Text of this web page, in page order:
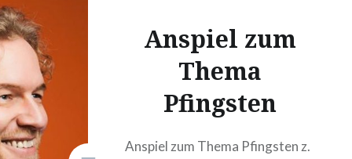
Anspiel zum
Thema
Pfingsten
Anspiel zum Thema Pfingsten z.